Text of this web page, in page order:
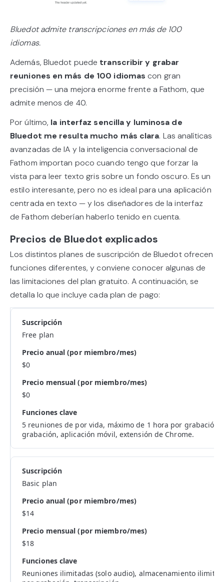
Bluedot admite transcripciones en más de 100
idiomas.
Además, Bluedot puede transcribir y grabar
reuniones en más de 100 idiomas con gran
precisión — una mejora enorme frente a Fathom, que
admite menos de 40.
Por último, la interfaz sencilla y luminosa de
Bluedot me resulta mucho más clara. Las analíticas
avanzadas de IA y la inteligencia conversacional de
Fathom importan poco cuando tengo que forzar la
vista para leer texto gris sobre un fondo oscuro. Es un
estilo interesante, pero no es ideal para una aplicación
centrada en texto — y los diseñadores de la interfaz
de Fathom deberían haberlo tenido en cuenta.
Precios de Bluedot explicados
Los distintos planes de suscripción de Bluedot ofrecen
funciones diferentes, y conviene conocer algunas de
las limitaciones del plan gratuito. A continuación, se
detalla lo que incluye cada plan de pago:
Free plan
$0
$0
5 reuniones de por vida, máximo de 1 hora por
grabación, aplicación móvil, extensión de Chrome.
Basic plan
$14
$18
Reuniones ilimitadas (solo audio), almacenamiento